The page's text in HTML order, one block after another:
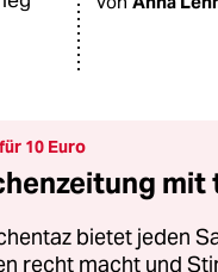
10 Euro
bietet jeden
recht macht und